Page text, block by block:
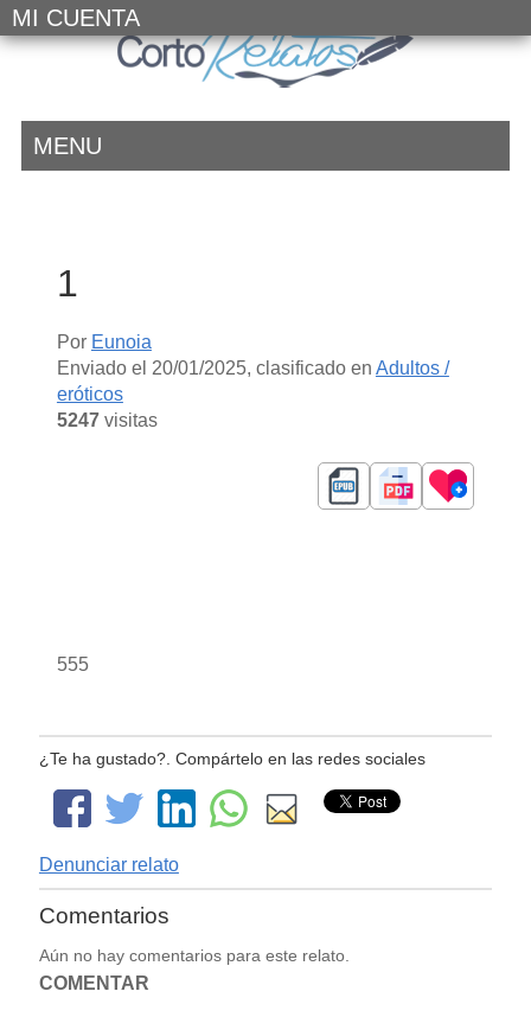
MI CUENTA
MENU
1
Por Eunoia
Enviado el 20/01/2025, clasificado en Adultos /
eróticos
5247visitas
555
¿Te ha gustado?. Compártelo en las redes sociales
Denunciar relato
Comentarios
Aún no hay comentarios para este relato.
COMENTAR